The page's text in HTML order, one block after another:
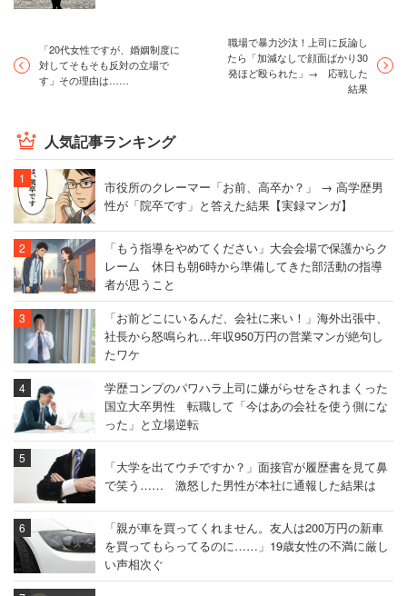
「20代女性ですが、婚姻制度に
対してそもそも反対の立場で
す」その理由は……
職場で暴力沙汰！上司に反論し
たら「加減なしで顔面ばかり30
発ほど殴られた」→ 応戦した
結果
人気記事ランキング
市役所のクレーマー「お前、高卒か？」 → 高学歴男
性が「院卒です」と答えた結果【実録マンガ】
「もう指導をやめてください」大会会場で保護からク
レーム 休日も朝6時から準備してきた部活動の指導
者が思うこと
「お前どこにいるんだ、会社に来い！」海外出張中、
社長から怒鳴られ…年収950万円の営業マンが絶句し
たワケ
学歴コンプのパワハラ上司に嫌がらせをされまくった
国立大卒男性 転職して「今はあの会社を使う側にな
った」と立場逆転
「大学を出てウチですか？」面接官が履歴書を見て鼻
で笑う…… 激怒した男性が本社に通報した結果は
「親が車を買ってくれません。友人は200万円の新車
を買ってもらってるのに……」19歳女性の不満に厳し
い声相次ぐ